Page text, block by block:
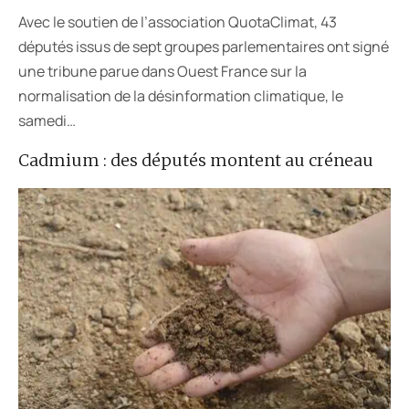
Cadmium : des députés montent au créneau
Avec le soutien de l’association QuotaClimat, 43
députés issus de sept groupes parlementaires ont signé
une tribune parue dans Ouest France sur la
normalisation de la désinformation climatique, le
samedi…